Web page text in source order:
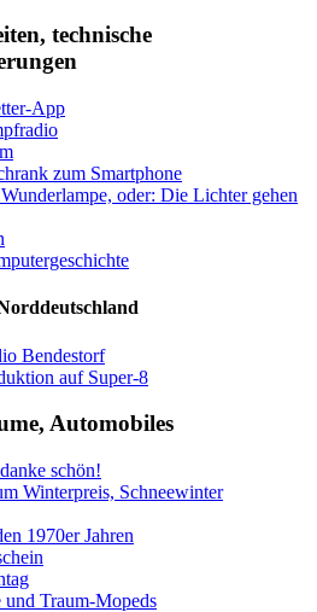
technische
App
zum Smartphone
oder: Die Lichter gehen
Bendestorf
auf Super-8
Automobiles
schön!
Winterpreis, Schneewinter
1970er Jahren
Traum-Mopeds